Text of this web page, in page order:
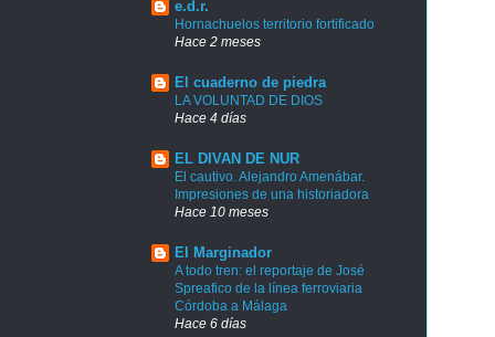
e.d.r.
Hornachuelos territorio fortificado
Hace 2 meses
El cuaderno de piedra
LA VOLUNTAD DE DIOS
Hace 4 días
EL DIVAN DE NUR
El cautivo. Alejandro Amenábar.
Impresiones de una historiadora
Hace 10 meses
El Marginador
A todo tren: el reportaje de José
Spreafico de la línea ferroviaria
Córdoba a Málaga
Hace 6 días